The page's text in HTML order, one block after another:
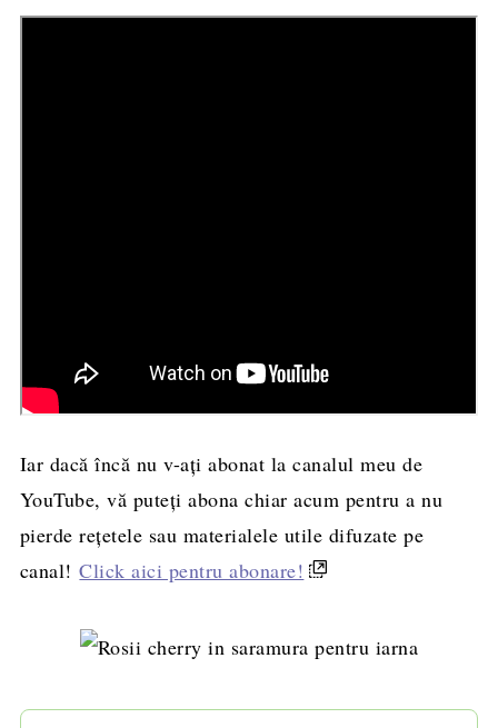
Iar dacă încă nu v-ați abonat la canalul meu de
YouTube, vă puteți abona chiar acum pentru a nu
pierde rețetele sau materialele utile difuzate pe
canal!Click aici pentru abonare!